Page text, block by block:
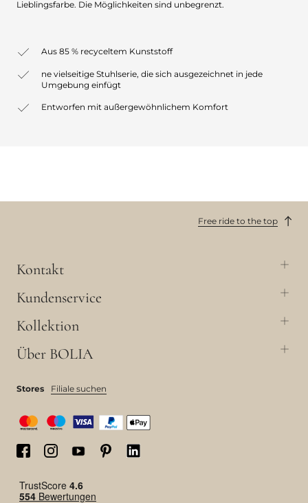
Lieblingsfarbe. Die Möglichkeiten sind unbegrenzt.
Aus 85 % recyceltem Kunststoff
ne vielseitige Stuhlserie, die sich ausgezeichnet in jede
Umgebung einfügt
Entworfen mit außergewöhnlichem Komfort
Free ride to the top
Kontakt
Kundenservice
Kollektion
Über BOLIA
Stores Filiale suchen